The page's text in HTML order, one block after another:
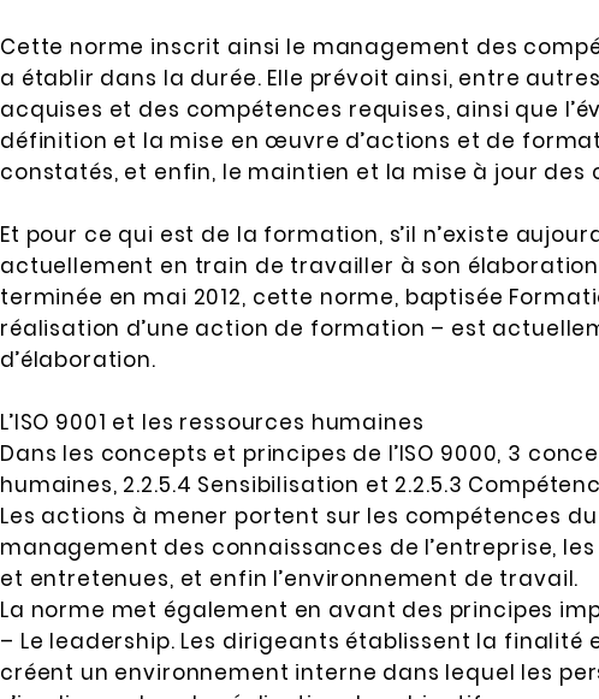
Cette norme inscrit ainsi le management des
a établir dans la durée. Elle prévoit ainsi, entre
acquises et des compétences requises, ainsi que
définition et la mise en œuvre d’actions et de
constatés, et enfin, le maintien et la mise à jour des
Et pour ce qui est de la formation, s’il n’existe
actuellement en train de travailler à son
terminée en mai 2012, cette norme, baptisée
réalisation d’une action de formation – est
d’élaboration.
L’ISO 9001 et les ressources humaines
Dans les concepts et principes de l’ISO 9000, 3
humaines, 2.2.5.4 Sensibilisation et 2.2.5.3
Les actions à mener portent sur les compétences
management des connaissances de l’entreprise,
et entretenues, et enfin l’environnement de travail.
La norme met également en avant des principes
– Le leadership. Les dirigeants établissent la finalité
créent un environnement interne dans lequel les